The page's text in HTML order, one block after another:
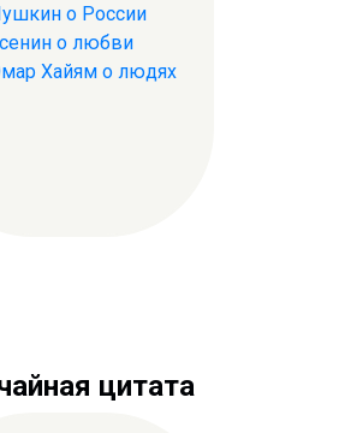
о России
о любви
Хайям о людях
цитата